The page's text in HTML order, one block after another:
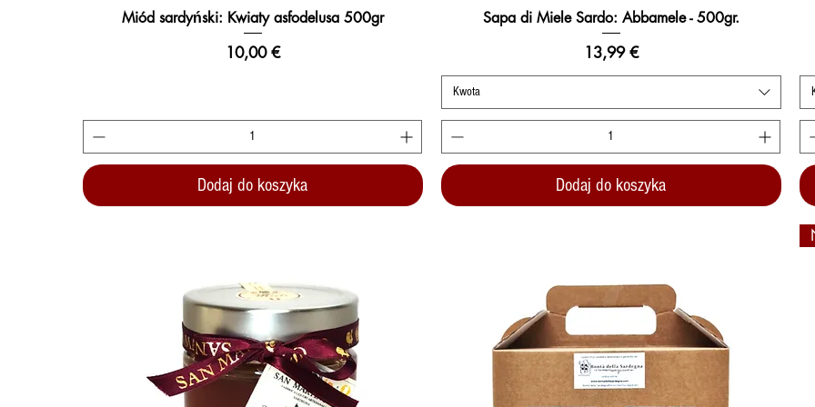
Podgląd
Miód sardyński: Kwiaty asfodelusa 500gr
Cena
10,00 €
Dodaj do koszyka
Podgląd
Sapa di Miele Sardo: Abbamele - 500gr.
Cena
13,99 €
Kwota
Dodaj do koszyka